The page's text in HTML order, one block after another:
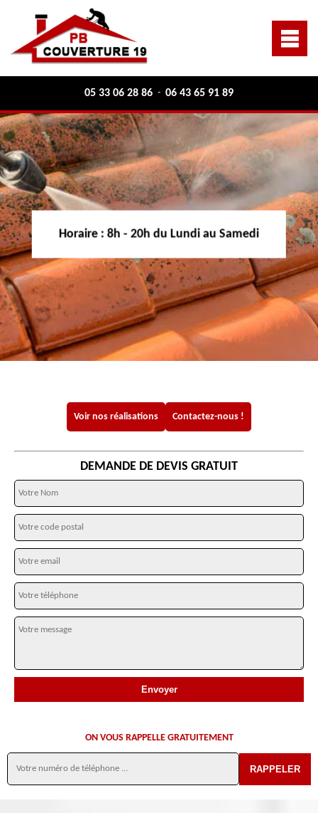
05 33 06 28 86 - 06 43 65 91 89
Horaire : 8h - 20h du Lundi au Samedi
Voir nos réalisations Contactez-nous !
DEMANDE DE DEVIS GRATUIT
ON VOUS RAPPELLE GRATUITEMENT